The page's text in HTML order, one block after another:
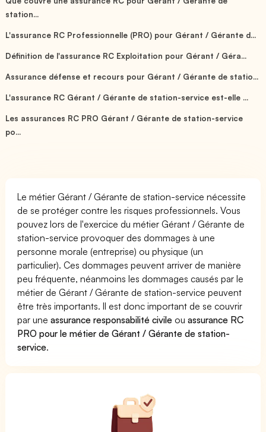
station...
L'assurance RC Professionnelle (PRO) pour Gérant / Gérante d...
Définition de l'assurance RC Exploitation pour Gérant / Géra...
Assurance défense et recours pour Gérant / Gérante de statio...
L'assurance RC Gérant / Gérante de station-service est-elle ...
Les assurances RC PRO Gérant / Gérante de station-service
po...
Le métier Gérant / Gérante de station-service nécessite
de se protéger contre les risques professionnels. Vous
pouvez lors de l'exercice du métier Gérant / Gérante de
station-service provoquer des dommages à une
personne morale (entreprise) ou physique (un
particulier). Ces dommages peuvent arriver de manière
peu fréquente, néanmoins les dommages causés par le
métier de Gérant / Gérante de station-service peuvent
être très importants. Il est donc important de se couvrir
par uneassurance responsabilité civile ouassurance RC
PRO pour le métier de Gérant / Gérante de station-
service.